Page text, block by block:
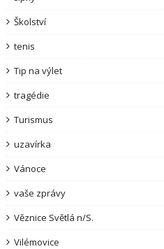
Školství
tenis
Tip na výlet
tragédie
Turismus
uzavírka
Vánoce
vaše zprávy
Věznice Světlá n/S.
Vilémovice